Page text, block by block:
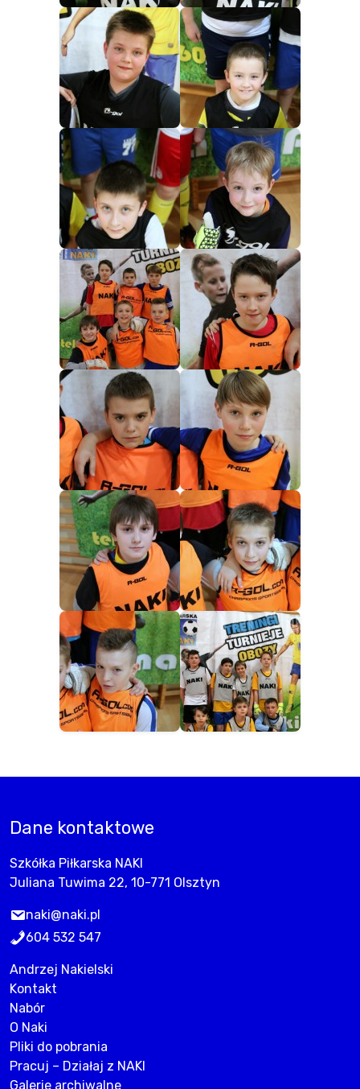
Dane kontaktowe
Szkółka Piłkarska NAKI
Juliana Tuwima 22, 10-771 Olsztyn
naki@naki.pl
604 532 547
Andrzej Nakielski
Kontakt
Nabór
O Naki
Pliki do pobrania
Pracuj – Działaj z NAKI
Galerie archiwalne